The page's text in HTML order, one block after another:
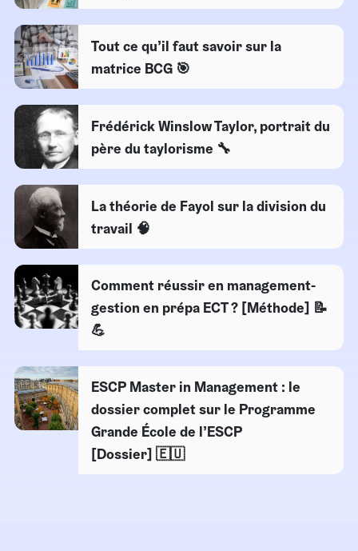
Tout ce qu’il faut savoir sur la
matrice BCG 🎯
Frédérick Winslow Taylor, portrait du
père du taylorisme 🔧
La théorie de Fayol sur la division du
travail 🧠
Comment réussir en management-
gestion en prépa ECT ? [Méthode] 📝
💪
ESCP Master in Management : le
dossier complet sur le Programme
Grande École de l’ESCP
[Dossier] 🇪🇺